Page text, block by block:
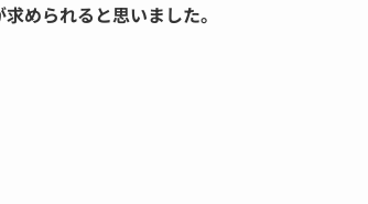
められると思いました。